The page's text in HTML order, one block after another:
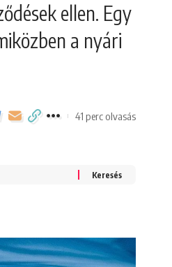
ellen. Egy
a nyári
41 perc olvasás